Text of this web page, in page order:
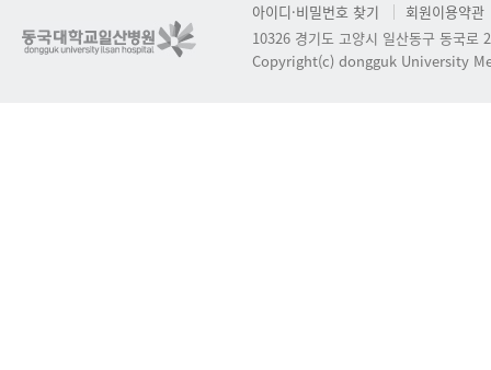
아이디·비밀번호 찾기
회원이용약관
10326 경기도 고양시 일산동구 동국로
Copyright(c) dongguk University